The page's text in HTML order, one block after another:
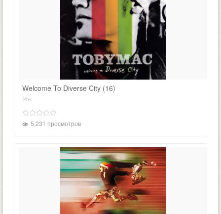
Welcome To Diverse City (16)
Рок
5,231 просмотров